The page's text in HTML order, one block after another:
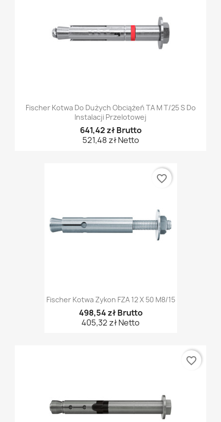
Fischer Kotwa Do Dużych Obciążeń TA M T/25 S Do
Instalacji Przelotowej
641,42 zł Brutto
521,48 zł Netto
Fischer Kotwa Zykon FZA 12 X 50 M8/15
498,54 zł Brutto
405,32 zł Netto
favorite_border
favorite_border